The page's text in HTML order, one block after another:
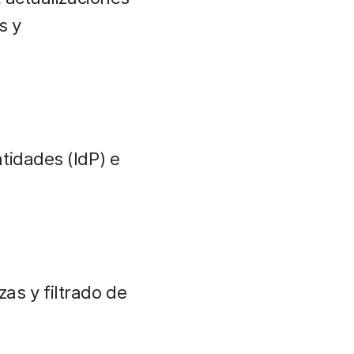
y
(IdP) e
y filtrado de